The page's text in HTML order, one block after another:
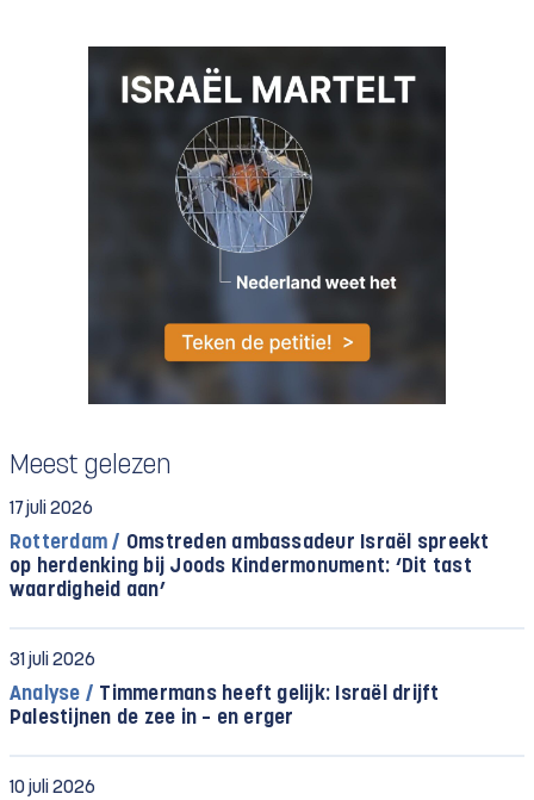
Meest gelezen
17 juli 2026
Rotterdam / Omstreden ambassadeur Israël spreekt
op herdenking bij Joods Kindermonument: ‘Dit tast
waardigheid aan’
31 juli 2026
Analyse / Timmermans heeft gelijk: Israël drijft
Palestijnen de zee in – en erger
10 juli 2026